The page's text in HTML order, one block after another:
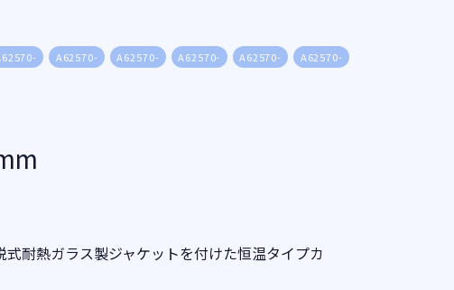
A62570- A62570- A62570- A62570- A62570-
式耐熱ガラス製ジャケットを付けた恒温タイプカ